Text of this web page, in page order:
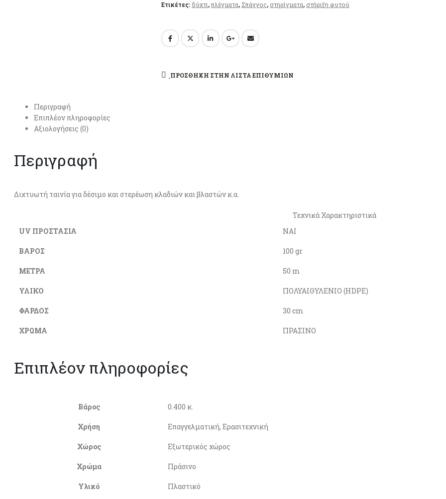
Ετικέτες: δύχτι,πλέγματα, Σπάγγος, στηρίγματα, στήριξη φυτού
ΠΡΌΣΘΉΚΗ ΣΤΗΝ ΛΊΣΤΑ ΕΠΙΘΥΜΙΏΝ
Περιγραφή
Επιπλέον πληροφορίες
Αξιολογήσεις (0)
Περιγραφή
Διχτυωτή ταινία για δέσιμο και στερέωση κλαδιών και βλαστών κ.α.
Τεχνικά Χαρακτηριστικά
UV ΠΡΟΣΤΑΣΙΑ
ΝΑΙ
ΒΑΡΟΣ 100 gr
ΜΕΤΡΑ 50 m
ΥΛΙΚΟ ΠΟΛΥΑΙΘΥΛΕΝΙΟ (HDPE)
ΦΑΡΔΟΣ 30 cm
ΧΡΩΜΑ ΠΡΑΣΙΝΟ
Επιπλέον πληροφορίες
Βάρος 0.400 κ.
Χρήση Επαγγελματική, Ερασιτεχνική
Χώρος Εξωτερικός χώρος
Χρώμα Πράσινο
Υλικό Πλαστικό